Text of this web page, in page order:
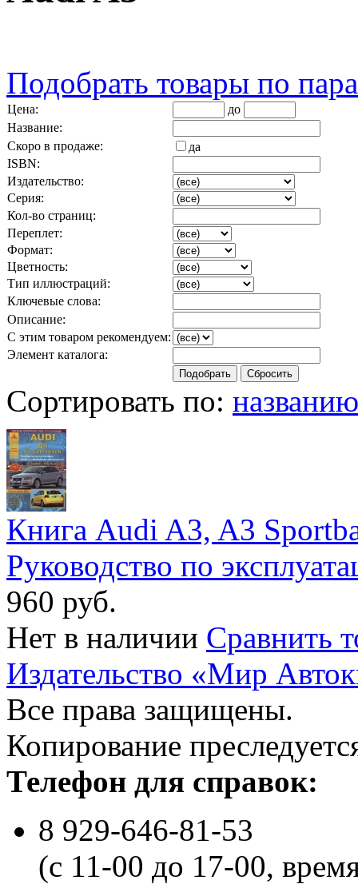
Подобрать товары по
Цена:
до
Название:
Скоро в продаже:
да
ISBN:
Издательство:
Серия:
Кол-во страниц:
Переплет:
Формат:
Цветность:
Тип иллюстраций:
Ключевые слова:
Описание:
С этим товаром рекомендуем:
Элемент каталога:
Сортировать по: названию
Книга Audi A3, A3
Руководство по
960 руб.
Нет в наличии Сравнить
Издательство «Мир
Все права защищены.
Копирование
Телефон для справок:
8 929-646-81-53
(с 11-00 до 17-00,